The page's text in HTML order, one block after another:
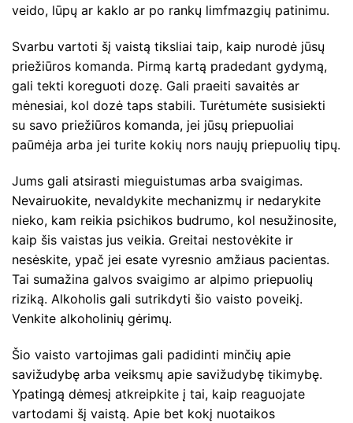
veido, lūpų ar kaklo ar po rankų limfmazgių patinimu.
Svarbu vartoti šį vaistą tiksliai taip, kaip nurodė jūsų
priežiūros komanda. Pirmą kartą pradedant gydymą,
gali tekti koreguoti dozę. Gali praeiti savaitės ar
mėnesiai, kol dozė taps stabili. Turėtumėte susisiekti
su savo priežiūros komanda, jei jūsų priepuoliai
paūmėja arba jei turite kokių nors naujų priepuolių tipų.
Jums gali atsirasti mieguistumas arba svaigimas.
Nevairuokite, nevaldykite mechanizmų ir nedarykite
nieko, kam reikia psichikos budrumo, kol nesužinosite,
kaip šis vaistas jus veikia. Greitai nestovėkite ir
nesėskite, ypač jei esate vyresnio amžiaus pacientas.
Tai sumažina galvos svaigimo ar alpimo priepuolių
riziką. Alkoholis gali sutrikdyti šio vaisto poveikį.
Venkite alkoholinių gėrimų.
Šio vaisto vartojimas gali padidinti minčių apie
savižudybę arba veiksmų apie savižudybę tikimybę.
Ypatingą dėmesį atkreipkite į tai, kaip reaguojate
vartodami šį vaistą. Apie bet kokį nuotaikos